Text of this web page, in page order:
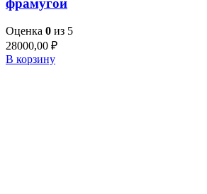
фрамугой
Оценка 0 из 5
28000,00 ₽
В корзину